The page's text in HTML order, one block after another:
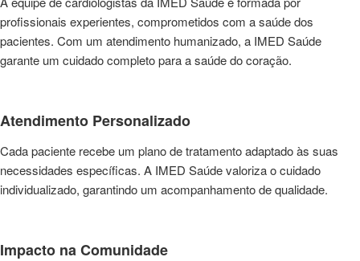
profissionais experientes, comprometidos com a saúde dos
pacientes. Com um atendimento humanizado, a IMED Saúde
garante um cuidado completo para a saúde do coração.
Atendimento Personalizado
Cada paciente recebe um plano de tratamento adaptado às suas
necessidades específicas. A IMED Saúde valoriza o cuidado
individualizado, garantindo um acompanhamento de qualidade.
Impacto na Comunidade